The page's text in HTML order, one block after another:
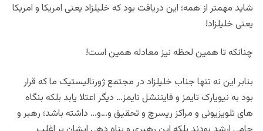
شاید مهمتر از همه؛ این دریافت بود که خلیلزاد یعنی امریکا و امریکا
یعنی خلیلزاد!
چنانکه تا همین لحظه نیز معادله همین است!
بنابر این نه تنها جناب خلیلزاد در مجتمع ژورنالیستیک ما که قرار
بود به نیویارک تایمز و فایننشل تایمز… دیگر اعتلا یابد بلکه بنگاه
های تلویزیونی و مراکز ریسرچ و تحقیق و…و… داشته باشد؛ رهبر و